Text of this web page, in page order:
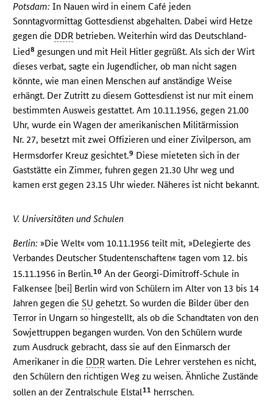
Potsdam: In Nauen wird in einem Café jeden
Sonntagvormittag Gottesdienst abgehalten. Dabei wird Hetze
gegen die DDR betrieben. Weiterhin wird das Deutschland-
Lied8 gesungen und mit Heil Hitler gegrüßt. Als sich der Wirt
dieses verbat, sagte ein Jugendlicher, ob man nicht sagen
könnte, wie man einen Menschen auf anständige Weise
erhängt. Der Zutritt zu diesem Gottesdienst ist nur mit einem
bestimmten Ausweis gestattet. Am 10.11.1956, gegen 21.00
Uhr, wurde ein Wagen der amerikanischen Militärmission
Nr. 27, besetzt mit zwei Offizieren und einer Zivilperson, am
Hermsdorfer Kreuz gesichtet.9 Diese mieteten sich in der
Gaststätte ein Zimmer, fuhren gegen 21.30 Uhr weg und
kamen erst gegen 23.15 Uhr wieder. Näheres ist nicht bekannt.
V. Universitäten und Schulen
Berlin: »Die Welt« vom 10.11.1956 teilt mit, »Delegierte des
Verbandes Deutscher Studentenschaften« tagen vom 12. bis
15.11.1956 in Berlin.10 An der Georgi-Dimitroff-Schule in
Falkensee [bei] Berlin wird von Schülern im Alter von 13 bis 14
Jahren gegen dieSU gehetzt. So wurden die Bilder über den
Terror in Ungarn so hingestellt, als ob die Schandtaten von den
Sowjettruppen begangen wurden. Von den Schülern wurde
zum Ausdruck gebracht, dass sie auf den Einmarsch der
Amerikaner in die DDR warten. Die Lehrer verstehen es nicht,
den Schülern den richtigen Weg zu weisen. Ähnliche Zustände
sollen an der Zentralschule Elstal11 herrschen.